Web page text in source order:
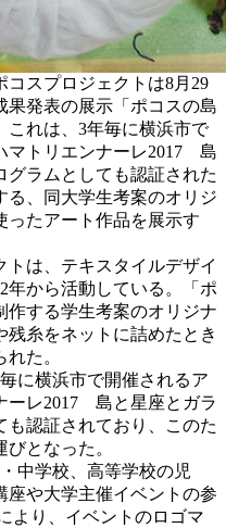
スプロジェクトは8月29
果発表の展示「ポコスの島
これは、3年毎に横浜市で
マトリエンナーレ2017 島
グラムとしても認証された
る、同大学生考案のオリジ
ったアート作品を展示す
は、テキスタイルデザイ
年から活動している。「ポ
作する学生考案のオリジナ
残糸をネットに詰めたとき
た。
に横浜市で開催されるア
ーレ2017 島と星座とガラ
認証されており、このた
となった。
中学校、高等学校の児
座や大学主催イベントの参
より、イベントのロゴマ